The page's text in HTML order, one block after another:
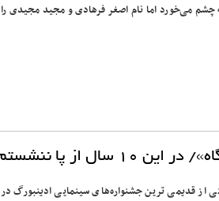
چشم می‌خورد اما نام اصغر فرهادی و مجید مجیدی را
از پا ننشستم
از قدیمی ترین جشنواره‌های سینمایی ادینبورگ در